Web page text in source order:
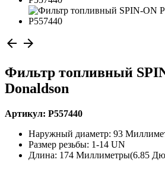
arrow_back arrow_forward
Фильтр топливный
Donaldson
Артикул: P557440
Наружный диаметр: 93
Размер резьбы: 1-14 UN
Длина: 174 Миллиметры(6.85